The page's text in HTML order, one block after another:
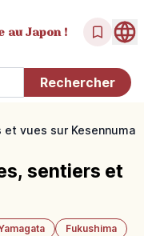
au Japon !
vues sur Kesennuma
sentiers et
Fukushima